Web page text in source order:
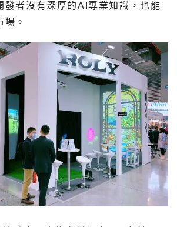
發者沒有深厚的AI專業知識，也能
。